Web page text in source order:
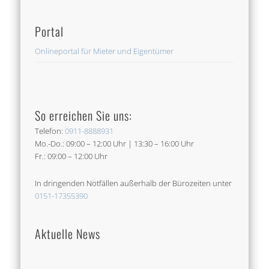
Portal
Onlineportal für Mieter und Eigentümer
So erreichen Sie uns:
Telefon:0911-8888931
Mo.-Do.: 09:00 – 12:00 Uhr | 13:30 – 16:00 Uhr
Fr.: 09:00 – 12:00 Uhr
In dringenden Notfällen außerhalb der Bürozeiten unter
0151-17355390
Aktuelle News